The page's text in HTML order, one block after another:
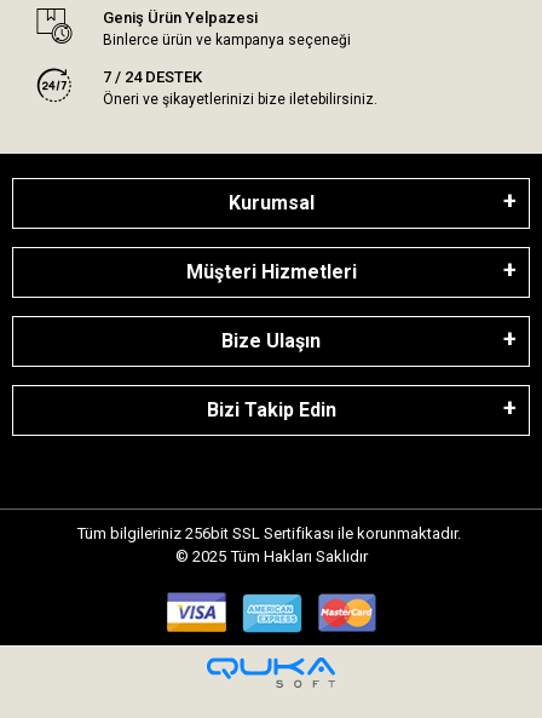
Geniş Ürün Yelpazesi
Binlerce ürün ve kampanya seçeneği
7 / 24 DESTEK
Öneri ve şikayetlerinizi bize iletebilirsiniz.
Kurumsal
Müşteri Hizmetleri
Bize Ulaşın
Bizi Takip Edin
Tüm bilgileriniz 256bit SSL Sertifikası ile korunmaktadır.
© 2025 Tüm Hakları Saklıdır